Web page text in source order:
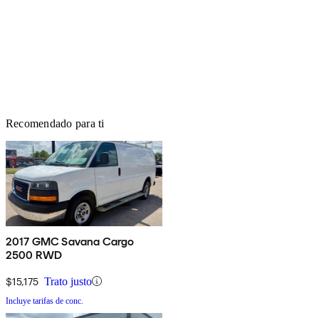
Recomendado para ti
2017 GMC Savana Cargo
2500 RWD
$15,175 Trato justo
Incluye tarifas de conc.